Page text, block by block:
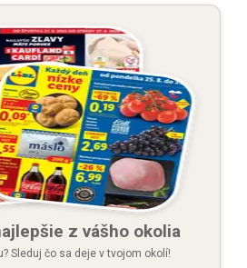
z vášho okolia
Sleduj čo sa deje v tvojom okolí!